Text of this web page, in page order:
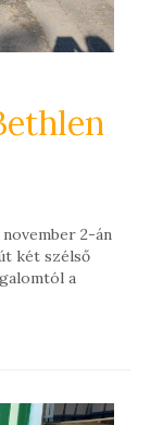
2-án
két szélső
a